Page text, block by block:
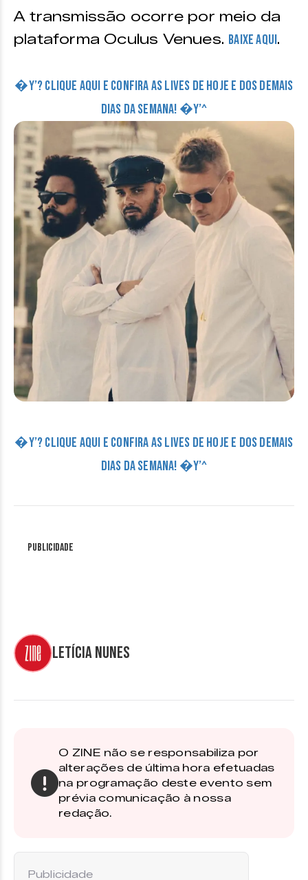
A transmissão ocorre por meio da
plataforma Oculus Venues. Baixe AQUI.
�Y’? CLIQUE AQUI E CONFIRA AS LIVES DE HOJE E DOS DEMAIS
DIAS DA SEMANA! �Y’^
�Y’? CLIQUE AQUI E CONFIRA AS LIVES DE HOJE E DOS DEMAIS
DIAS DA SEMANA! �Y’^
Publicidade
Letícia Nunes
O ZINE não se responsabiliza por
alterações de última hora efetuadas
na programação deste evento sem
prévia comunicação à nossa
redação.
Publicidade